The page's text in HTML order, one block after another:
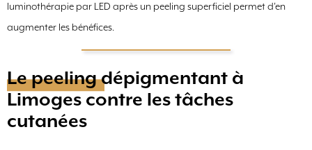
luminothérapie par LED après un peeling superficiel permet d’en
augmenter les bénéfices.
Le peeling dépigmentant à
Limoges contre les tâches
cutanées